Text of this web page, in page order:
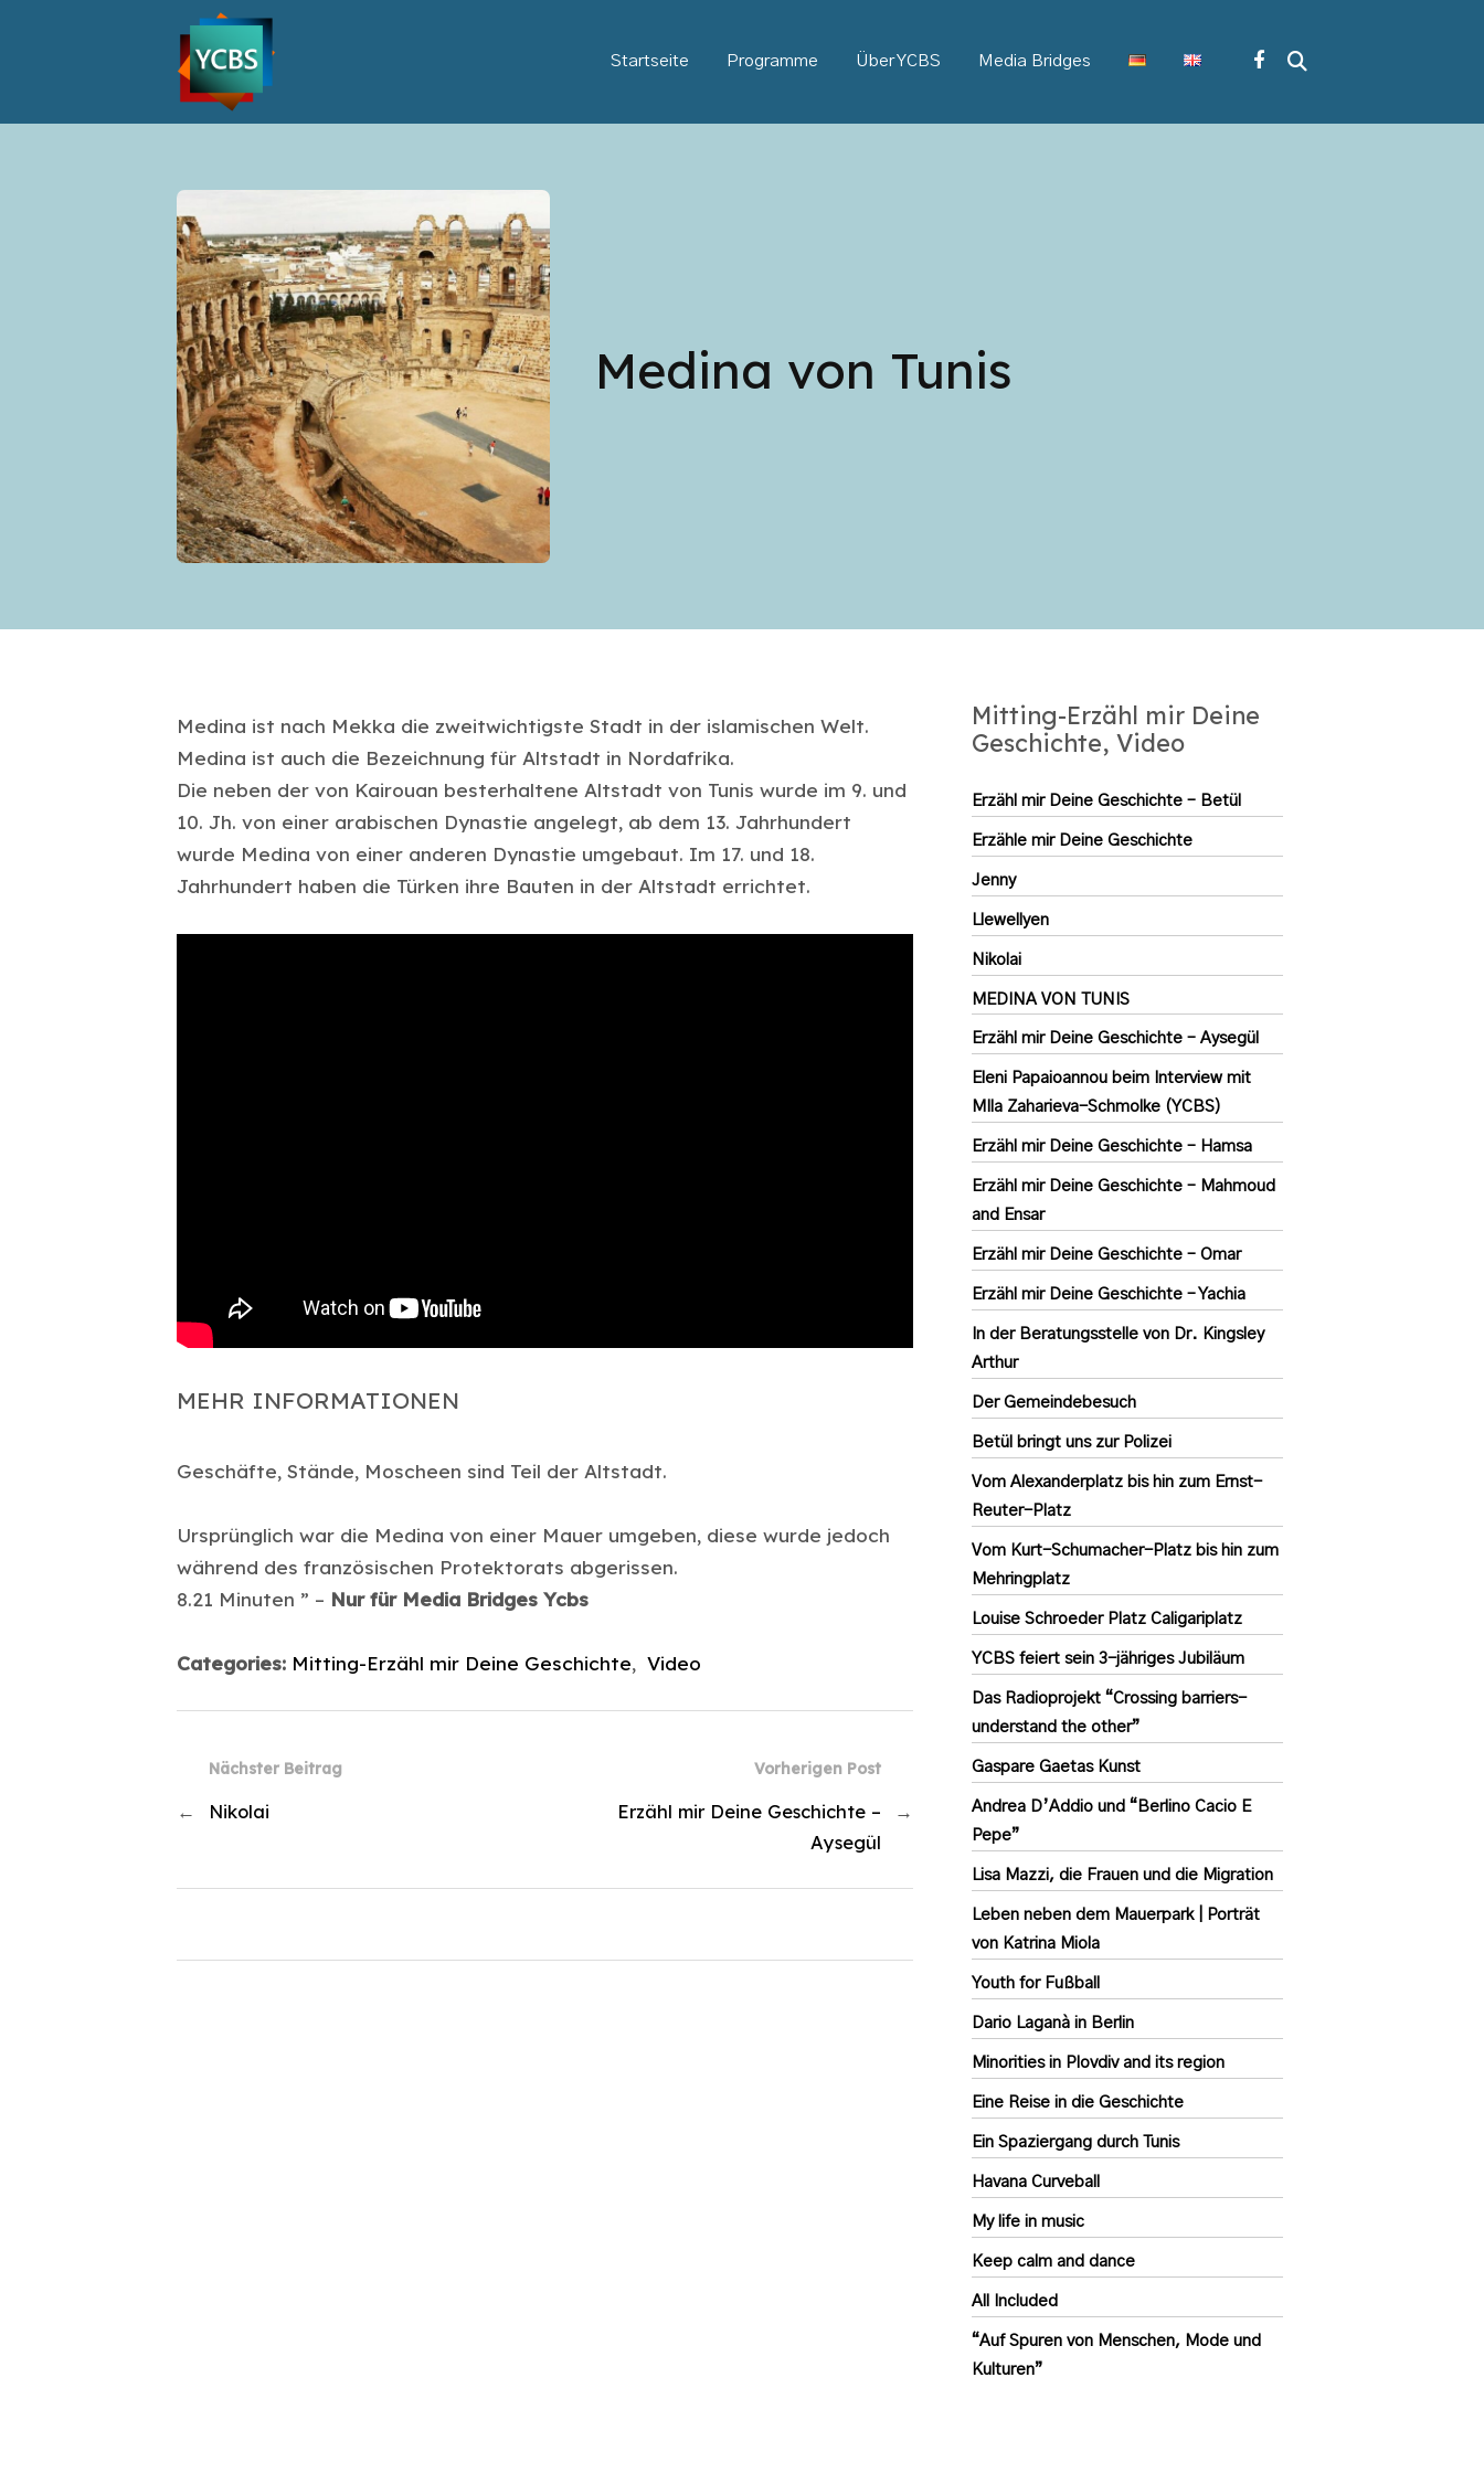
Startseite Programme Über YCBS Media Bridges
Medina von Tunis
Medina ist nach Mekka die zweitwichtigste Stadt in der islamischen Welt.
Medina ist auch die Bezeichnung für Altstadt in Nordafrika.
Die neben der von Kairouan besterhaltene Altstadt von Tunis wurde im 9. und
10. Jh. von einer arabischen Dynastie angelegt, ab dem 13. Jahrhundert
wurde Medina von einer anderen Dynastie umgebaut. Im 17. und 18.
Jahrhundert haben die Türken ihre Bauten in der Altstadt errichtet.
MEHR INFORMATIONEN
Geschäfte, Stände, Moscheen sind Teil der Altstadt.
Ursprünglich war die Medina von einer Mauer umgeben, diese wurde jedoch
während des französischen Protektorats abgerissen.
8.21 Minuten ” – Nur für Media Bridges Ycbs
Categories: Mitting-Erzähl mir Deine Geschichte, Video
Vorherigen Post
Erzähl mir Deine Geschichte –
Aysegül
→
Nächster Beitrag
← Nikolai
Mitting-Erzähl mir Deine
Geschichte, Video
Erzähl mir Deine Geschichte – Betül
Erzähle mir Deine Geschichte
Jenny
Llewellyen
Nikolai
MEDINA VON TUNIS
Erzähl mir Deine Geschichte – Aysegül
Eleni Papaioannou beim Interview mit
MIla Zaharieva-Schmolke (YCBS)
Erzähl mir Deine Geschichte – Hamsa
Erzähl mir Deine Geschichte – Mahmoud
and Ensar
Erzähl mir Deine Geschichte – Omar
Erzähl mir Deine Geschichte – Yachia
In der Beratungsstelle von Dr. Kingsley
Arthur
Der Gemeindebesuch
Betül bringt uns zur Polizei
Vom Alexanderplatz bis hin zum Ernst-
Reuter-Platz
Vom Kurt-Schumacher-Platz bis hin zum
Mehringplatz
Louise Schroeder Platz Caligariplatz
YCBS feiert sein 3-jähriges Jubiläum
Das Radioprojekt “Crossing barriers-
understand the other”
Gaspare Gaetas Kunst
Andrea D’Addio und “Berlino Cacio E
Pepe”
Lisa Mazzi, die Frauen und die Migration
Leben neben dem Mauerpark | Porträt
von Katrina Miola
Youth for Fußball
Dario Laganà in Berlin
Minorities in Plovdiv and its region
Eine Reise in die Geschichte
Ein Spaziergang durch Tunis
Havana Curveball
My life in music
Keep calm and dance
All Included
“Auf Spuren von Menschen, Mode und
Kulturen”